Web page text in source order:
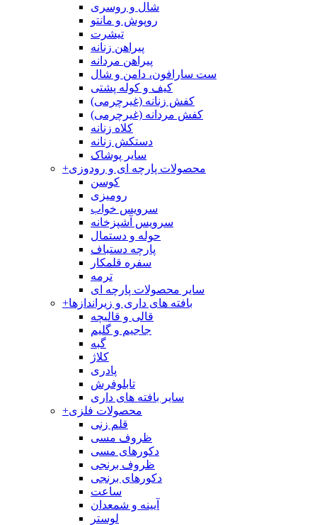
شال و روسری
روپوش و مانتو
تیشرت
پیراهن زنانه
پیراهن مردانه
ست سارافون، دامن و شال
کیف و کوله پشتی
کفش زنانه (غیرچرمی)
کفش مردانه (غیرچرمی)
کلاه زنانه
دستکش زنانه
سایر پوشاک
+محصولات پارچه ای و رودوزی
کوسن
رومیزی
سرویس خواب
سرویس آشپزخانه
حوله و دستمال
پارچه دستباف
سفره قلمکار
ترمه
سایر محصولات پارچه ای
+بافته های داری و زیراندازها
قالی و قالیچه
جاجیم و گلیم
گبه
کلاژ
پادری
تابلوفرش
سایر بافته های داری
+محصولات فلزی
قلم زنی
ظروف مسی
دکورهای مسی
ظروف برنجی
دکورهای برنجی
ساعت
آیینه و شمعدان
لوستر